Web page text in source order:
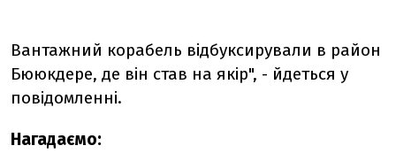
Вантажний корабель відбуксирували в район
Бююкдере, де він став на якір", - йдеться у
повідомленні.
Нагадаємо: